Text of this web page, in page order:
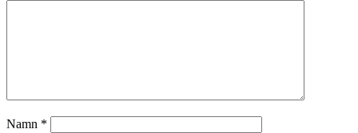
Namn *